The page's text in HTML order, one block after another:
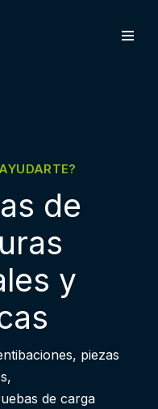
de
y
piezas
de carga